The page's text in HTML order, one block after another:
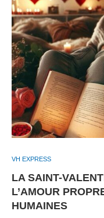
VH EXPRESS
LA SAINT-
L’AMOUR
HUMAINES